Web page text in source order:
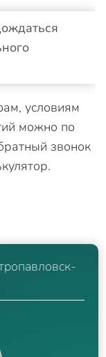
условиям
можно по
звонок